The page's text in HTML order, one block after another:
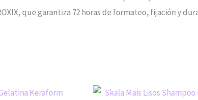
que garantiza 72 horas de formateo, fijación y